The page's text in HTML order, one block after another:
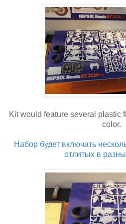
Kit would feature several plastic
color.
Набор будет включать
отлитых в